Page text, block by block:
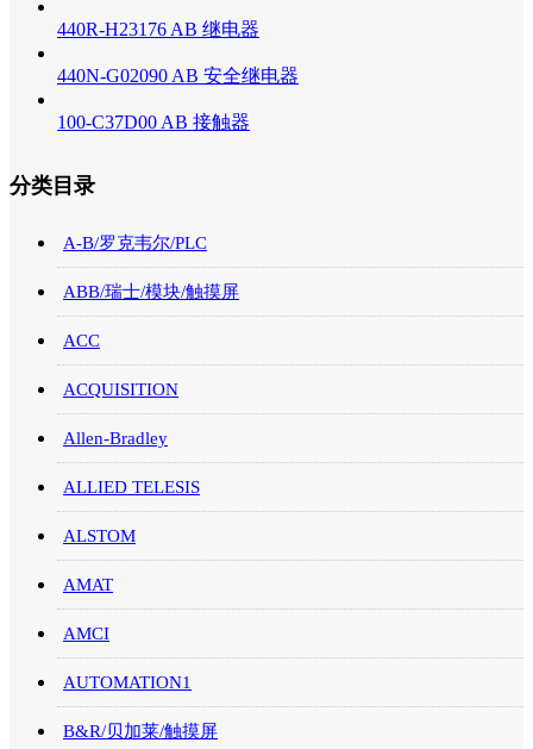
440R-H23176 AB 继电器
440N-G02090 AB 安全继电器
100-C37D00 AB 接触器
分类目录
A-B/罗克韦尔/PLC
ABB/瑞士/模块/触摸屏
ACC
ACQUISITION
Allen-Bradley
ALLIED TELESIS
ALSTOM
AMAT
AMCI
AUTOMATION1
B&R/贝加莱/触摸屏